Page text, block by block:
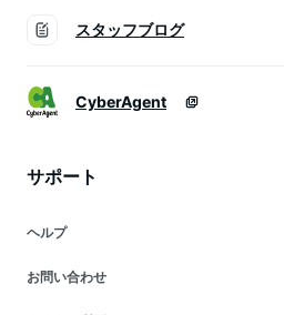
スタッフブログ
CyberAgent
サポート
ヘルプ
お問い合わせ